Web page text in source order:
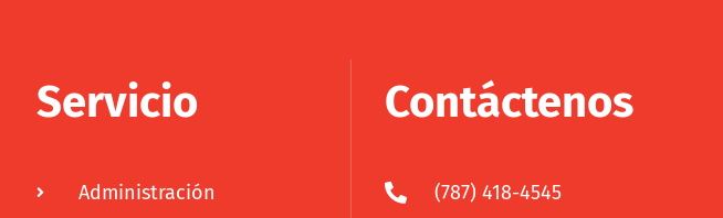
Servicio
Administración
Contáctenos
(787) 418-4545